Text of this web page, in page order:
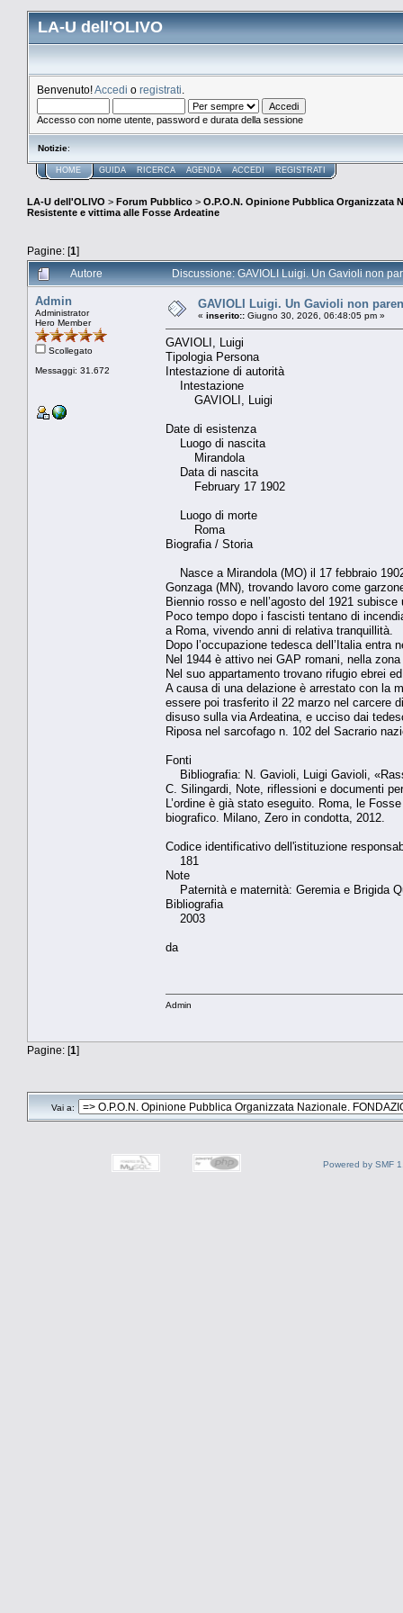
LA-U dell'OLIVO
Benvenuto!Accedi o registrati
Accesso con nome utente, password e durata della sessione
Notizie:
HOME GUIDA RICERCA AGENDA ACCEDI REGISTRATI
LA-U dell'OLIVO > Forum Pubblico > O.P.O.N. Opinione Pubblica Organizzata
Resistente e vittima alle Fosse Ardeatine
Pagine: [1]
Autore
Discussione: GAVIOLI Luigi. Un Gavioli non
Admin
Administrator
Hero Member
Scollegato
Messaggi: 31.672
GAVIOLI Luigi. Un Gavioli non
« inserito:: Giugno 30, 2026, 06:48:05 pm »
GAVIOLI, Luigi
Tipologia Persona
Intestazione di autorità
Intestazione
​GAVIOLI, Luigi
Date di esistenza
Luogo di nascita
Mirandola
Data di nascita
February 17 1902
Luogo di morte
Roma
Biografia / Storia
Nasce a Mirandola (MO) il 17 febbraio
Gonzaga (MN), trovando lavoro come
Biennio rosso e nell’agosto del 1921
Poco tempo dopo i fascisti tentano di
a Roma, vivendo anni di relativa tranquillità.
Dopo l’occupazione tedesca dell’Italia
Nel 1944 è attivo nei GAP romani, nella
Nel suo appartamento trovano rifugio ebrei
A causa di una delazione è arrestato con la
essere poi trasferito il 22 marzo nel carcere
disuso sulla via Ardeatina, e ucciso dai
Riposa nel sarcofago n. 102 del Sacrario
Fonti
Bibliografia: N. Gavioli, Luigi Gavioli,
C. Silingardi, Note, riflessioni e documenti
L’ordine è già stato eseguito. Roma, le
biografico. Milano, Zero in condotta, 2012.
Codice identificativo dell'istituzione
181
Note
Paternità e maternità: Geremia e Brigida
Bibliografia
2003
da
Admin
Pagine: [1]
Vai a:
Powered by SMF